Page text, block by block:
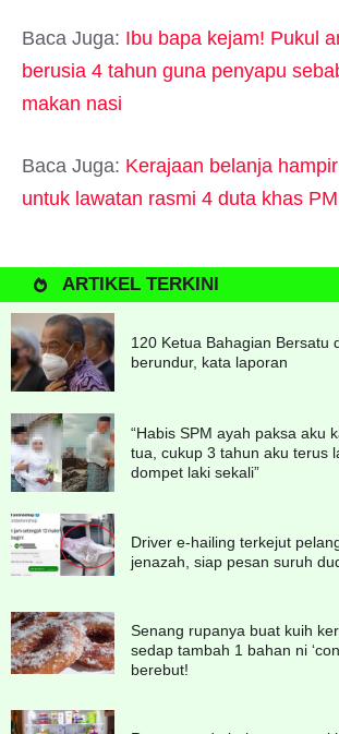
Baca Juga: Ibu bapa kejam! Pukul
berusia 4 tahun guna penyapu
makan nasi
Baca Juga: Kerajaan belanja
untuk lawatan rasmi 4 duta khas PM
ARTIKEL TERKINI
120 Ketua Bahagian Bersatu
berundur, kata laporan
“Habis SPM ayah paksa aku
tua, cukup 3 tahun aku terus
dompet laki sekali”
Driver e-hailing terkejut
jenazah, siap pesan suruh
Senang rupanya buat kuih
sedap tambah 1 bahan ni
berebut!